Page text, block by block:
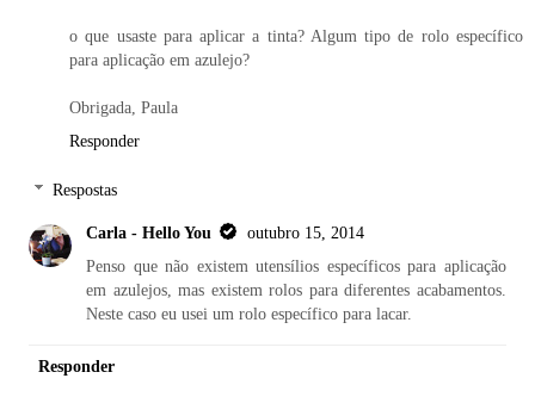
o que usaste para aplicar a tinta? Algum tipo de rolo específico
para aplicação em azulejo?
Obrigada, Paula
Responder
Respostas
Carla - Hello You
outubro 15, 2014
Penso que não existem utensílios específicos para aplicação
em azulejos, mas existem rolos para diferentes acabamentos.
Neste caso eu usei um rolo específico para lacar.
Responder